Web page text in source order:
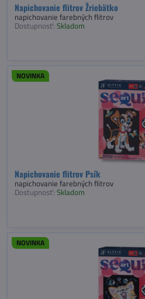
Napichovanie flitrov Žriebätko
napichovanie farebných flitrov
Dostupnosť: Skladom
Napichovanie flitrov Psík
NOVINKA
napichovanie farebných flitrov
Dostupnosť: Skladom
NOVINKA